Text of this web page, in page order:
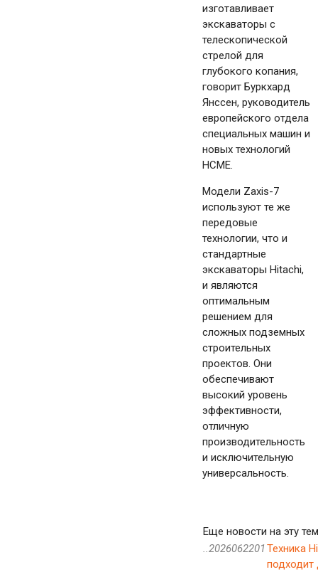
изготавливает
экскаваторы с
телескопической
стрелой для
глубокого копания,
говорит Буркхард
Янссен, руководитель
европейского отдела
специальных машин и
новых технологий
HCME.
Модели Zaxis-7
используют те же
передовые
технологии, что и
стандартные
экскаваторы Hitachi,
и являются
оптимальным
решением для
сложных подземных
строительных
проектов. Они
обеспечивают
высокий уровень
эффективности,
отличную
производительность
и исключительную
универсальность.
Еще новости на эту
..2026062201 Техника